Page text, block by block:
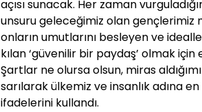
açısı sunacak. Her zaman
unsuru geleceğimiz olan gençlerimiz
onların umutlarını besleyen ve
kılan ‘güvenilir bir paydaş’ olmak
Şartlar ne olursa olsun, miras
sarılarak ülkemiz ve insanlık adına
ifadelerini kullandı.